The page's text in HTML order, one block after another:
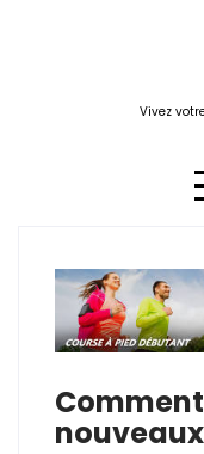
Vivez
Étiquette :
ou un